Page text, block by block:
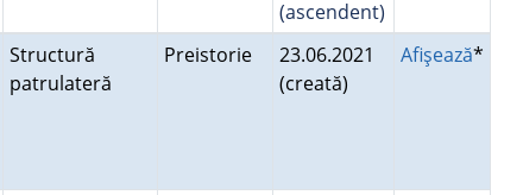
(ascendent)
Structură
patrulateră
Preistorie
23.06.2021
(creată)
Afişează*